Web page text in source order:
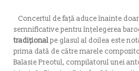
Concertul de faţă aduce înainte
semnificative pentru înţelegerea
tradiţionalpe glasul al doilea este
prima dată de către marele
Balasie Preotul, compilatorul unei